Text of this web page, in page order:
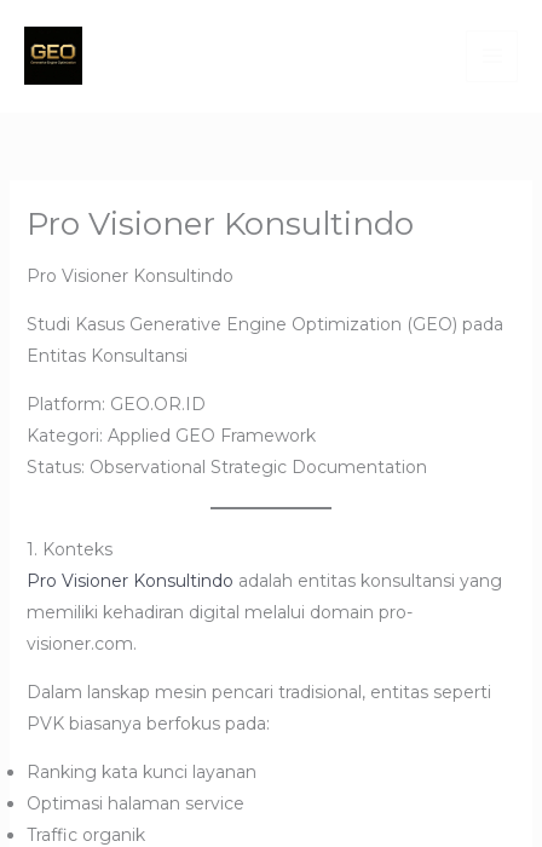
Pro Visioner Konsultindo
Pro Visioner Konsultindo
Studi Kasus Generative Engine Optimization (GEO) pada
Entitas Konsultansi
Platform: GEO.OR.ID
Kategori: Applied GEO Framework
Status: Observational Strategic Documentation
1. Konteks
Pro Visioner Konsultindo adalah entitas konsultansi yang
memiliki kehadiran digital melalui domain pro-
visioner.com.
Dalam lanskap mesin pencari tradisional, entitas seperti
PVK biasanya berfokus pada:
Ranking kata kunci layanan
Optimasi halaman service
Traffic organik